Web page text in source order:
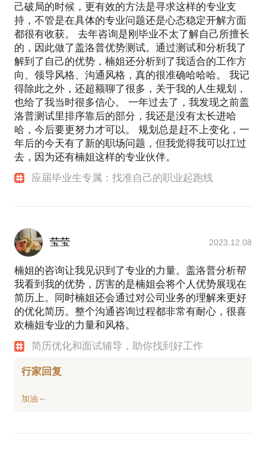
通过一对一的沟通，完成问题诊断；
应届毕业生出示学生证即享优惠999元，助力应届毕
业生找到自己的职业方向～
己破局的时候，更有效的方法是寻求这样的专业支
持，不管是在具体的专业问题还是心态稳定开解方面
都很有收获。 去年咨询是刚毕业不太了解自己所擅长
的，因此做了盖洛普优势测试。通过测试和分析我了
解到了自己的优势，楠姐还分析到了我适合的工作方
向、领导风格、沟通风格，真的很准确哈哈哈。 我记
得除此之外，还超额聊了很多，关于我的人生规划，
也给了我当时很多信心。 一年过去了，我发现之前盖
洛普测试里排序靠后的部分，我还是没有太长进哈
哈，今后要更努力才可以。 规划总是赶不上变化，一
年后的今天有了新的职场问题，但我觉得我可以扛过
去，因为还有楠姐这样的专业伙伴。
应届毕业生专属：找准自己的职业起跑线
莹莹 2023.12.08
楠姐的咨询让我见识到了专业的力量。盖洛普分析帮
我看到我的优势，厉害的是楠姐会将个人优势展现在
简历上。同时楠姐还会通过对公司业务的理解来更好
的优化简历。整个沟通咨询过程都非常有耐心，很喜
欢楠姐专业的力量和风格。
简历优化和面试辅导，助你找到好工作
行家回复